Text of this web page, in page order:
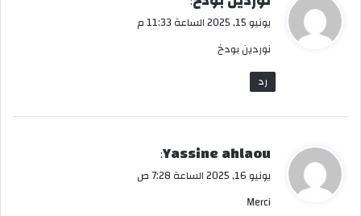
و
ل
يونيو 15, 2025 الساعة 11:33 م
نوردين بودخ
رد
ي
و
ل
Yassine ahlaou
:
يونيو 16, 2025 الساعة 7:28 ص
Merci